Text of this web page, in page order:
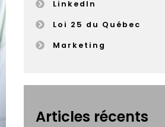
LinkedIn
Loi 25 du Québec
Marketing
Articles récents